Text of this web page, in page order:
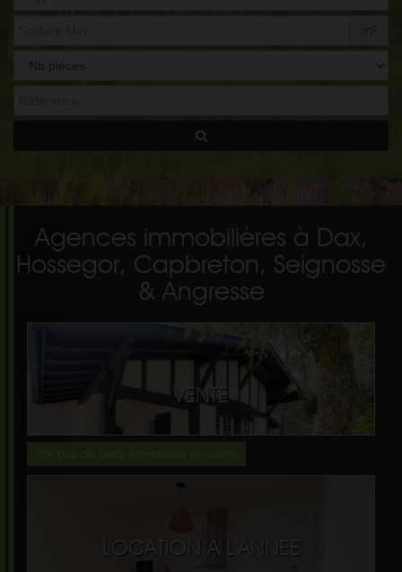
Agences immobilières à Dax,
Hossegor, Capbreton, Seignosse
& Angresse
VENTE
Voir plus de biens immobiliers en vente
LOCATION A L'ANNEE